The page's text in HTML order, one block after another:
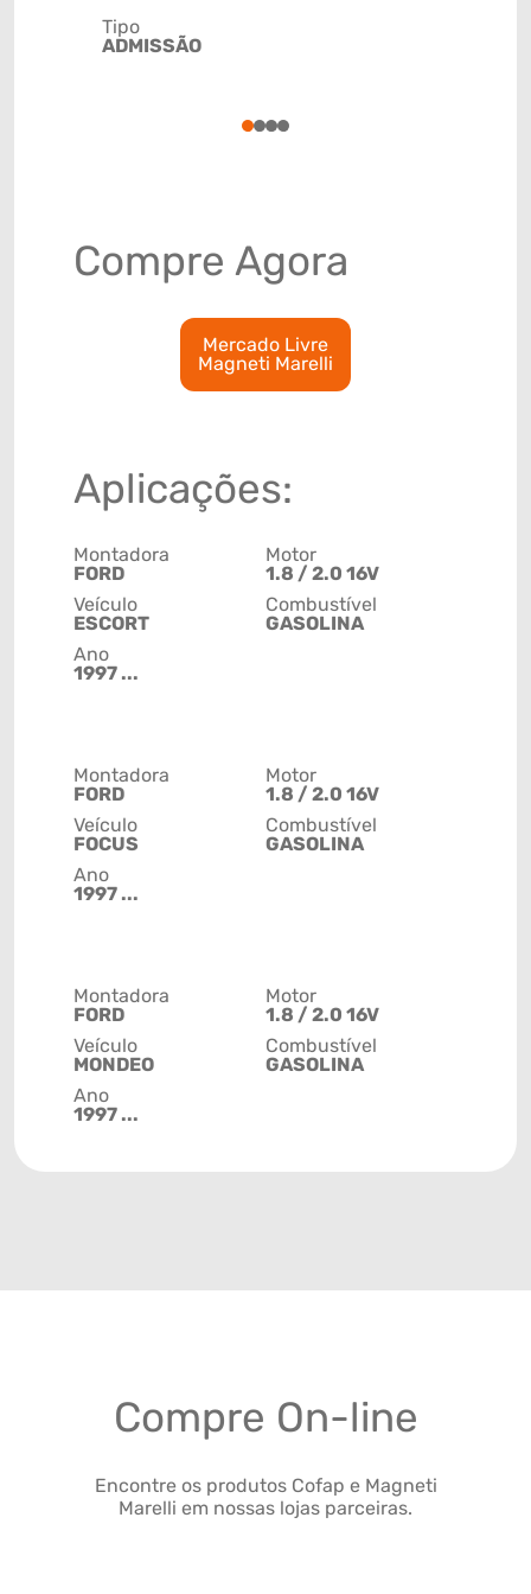
Tipo
ADMISSÃO
1234
Compre Agora
Mercado Livre
Magneti Marelli
Aplicações:
Montadora
FORD
Veículo
ESCORT
Ano
1997 ...
Motor
1.8 / 2.0 16V
Combustível
GASOLINA
Montadora
FORD
Veículo
FOCUS
Ano
1997 ...
Motor
1.8 / 2.0 16V
Combustível
GASOLINA
Montadora
FORD
Veículo
MONDEO
Ano
1997 ...
Motor
1.8 / 2.0 16V
Combustível
GASOLINA
Compre On-line
Encontre os produtos Cofap e Magneti
Marelli em nossas lojas parceiras.